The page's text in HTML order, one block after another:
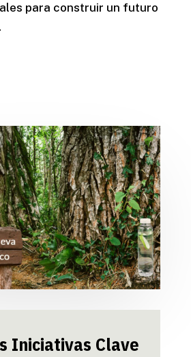
para construir un futuro
Iniciativas Clave